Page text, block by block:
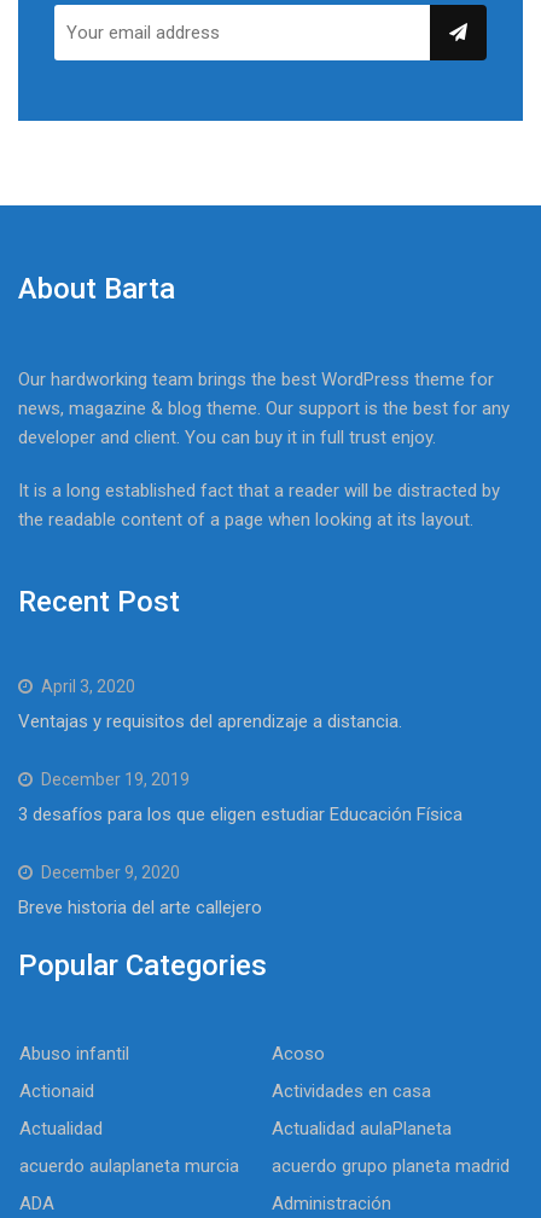
About Barta
Our hardworking team brings the best WordPress theme for
news, magazine & blog theme. Our support is the best for any
developer and client. You can buy it in full trust enjoy.
It is a long established fact that a reader will be distracted by
the readable content of a page when looking at its layout.
Recent Post
April 3, 2020
Ventajas y requisitos del aprendizaje a distancia.
December 19, 2019
3 desafíos para los que eligen estudiar Educación Física
December 9, 2020
Breve historia del arte callejero
Popular Categories
Abuso infantil
Acoso
Actionaid
Actividades en casa
Actualidad
Actualidad aulaPlaneta
acuerdo aulaplaneta murcia
acuerdo grupo planeta madrid
ADA
Administración